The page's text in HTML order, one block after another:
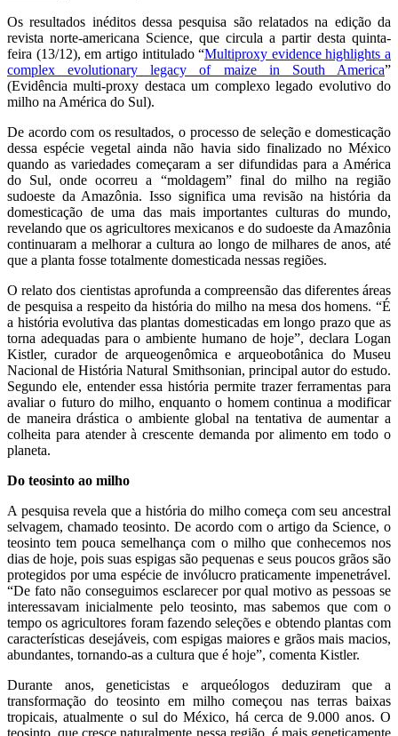
Os resultados inéditos dessa pesquisa são relatados na edição da
revista norte-americana Science, que circula a partir desta quinta-
feira (13/12), em artigo intitulado “Multiproxy evidence highlights a
complex evolutionary legacy of maize in South America”
(Evidência multi-proxy destaca um complexo legado evolutivo do
milho na América do Sul).
De acordo com os resultados, o processo de seleção e domesticação
dessa espécie vegetal ainda não havia sido finalizado no México
quando as variedades começaram a ser difundidas para a América
do Sul, onde ocorreu a “moldagem” final do milho na região
sudoeste da Amazônia. Isso significa uma revisão na história da
domesticação de uma das mais importantes culturas do mundo,
revelando que os agricultores mexicanos e do sudoeste da Amazônia
continuaram a melhorar a cultura ao longo de milhares de anos, até
que a planta fosse totalmente domesticada nessas regiões.
O relato dos cientistas aprofunda a compreensão das diferentes áreas
de pesquisa a respeito da história do milho na mesa dos homens. “É
a história evolutiva das plantas domesticadas em longo prazo que as
torna adequadas para o ambiente humano de hoje”, declara Logan
Kistler, curador de arqueogenômica e arqueobotânica do Museu
Nacional de História Natural Smithsonian, principal autor do estudo.
Segundo ele, entender essa história permite trazer ferramentas para
avaliar o futuro do milho, enquanto o homem continua a modificar
de maneira drástica o ambiente global na tentativa de aumentar a
colheita para atender à crescente demanda por alimento em todo o
planeta.
Do teosinto ao milho
A pesquisa revela que a história do milho começa com seu ancestral
selvagem, chamado teosinto. De acordo com o artigo da Science, o
teosinto tem pouca semelhança com o milho que conhecemos nos
dias de hoje, pois suas espigas são pequenas e seus poucos grãos são
protegidos por uma espécie de invólucro praticamente impenetrável.
“De fato não conseguimos esclarecer por qual motivo as pessoas se
interessavam inicialmente pelo teosinto, mas sabemos que com o
tempo os agricultores foram fazendo seleções e obtendo plantas com
características desejáveis, com espigas maiores e grãos mais macios,
abundantes, tornando-as a cultura que é hoje”, comenta Kistler.
Durante anos, geneticistas e arqueólogos deduziram que a
transformação do teosinto em milho começou nas terras baixas
tropicais, atualmente o sul do México, há cerca de 9.000 anos. O
teosinto, que cresce naturalmente nessa região, é mais geneticamente